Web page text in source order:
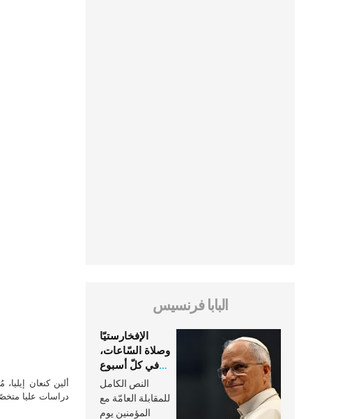
ألين كنعان
دراسات عليا
البابا فرنسيس
الإفخارستيّا
وصلاة السّاعات،
في كلّ أسبوع
وكلّ يوم، هما
النَّفَس في حياة
الكنيسة
النص الكامل
للمقابلة العامّة مع
المؤمنين يوم